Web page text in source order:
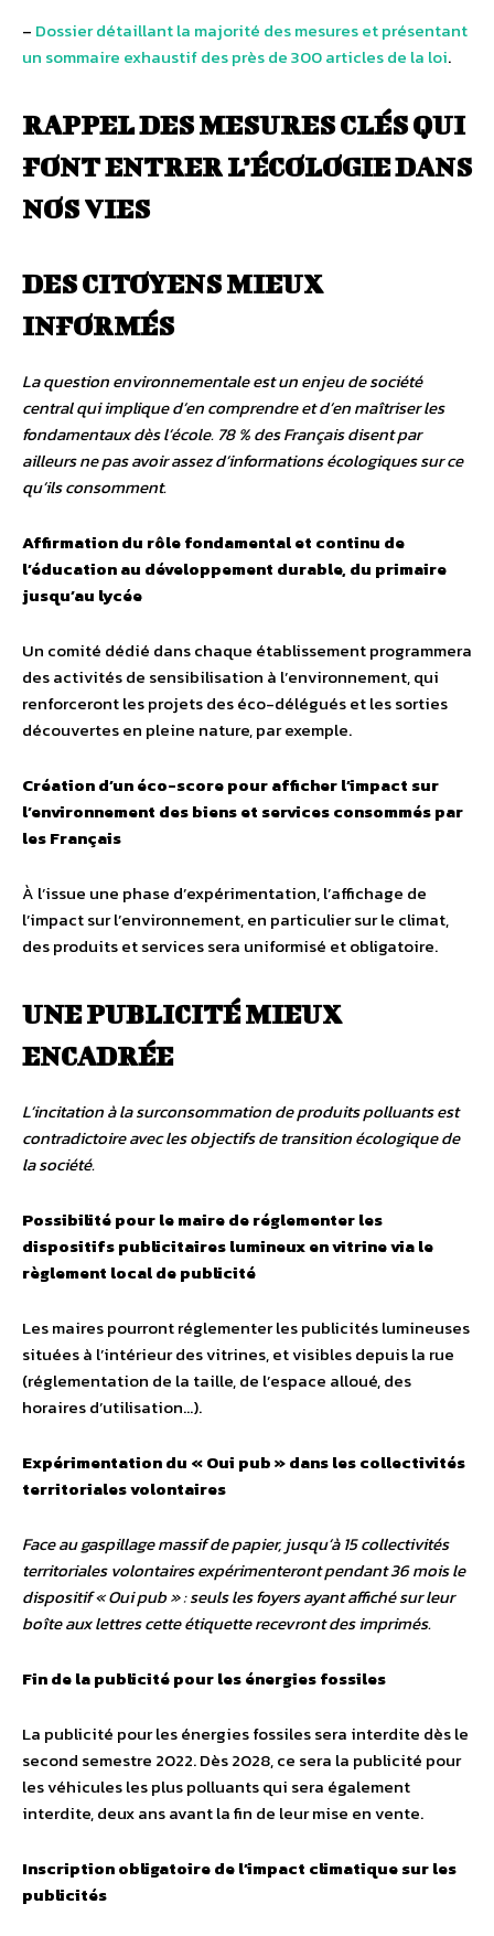
– Dossier détaillant la majorité des mesures et présentant
un sommaire exhaustif des près de 300 articles de la loi.
RAPPEL DES MESURES CLÉS QUI
FONT ENTRER L’ÉCOLOGIE DANS
NOS VIES
DES CITOYENS MIEUX
INFORMÉS
La question environnementale est un enjeu de société
central qui implique d’en comprendre et d’en maîtriser les
fondamentaux dès l’école. 78 % des Français disent par
ailleurs ne pas avoir assez d’informations écologiques sur ce
qu’ils consomment.
Affirmation du rôle fondamental et continu de
l’éducation au développement durable, du primaire
jusqu’au lycée
Un comité dédié dans chaque établissement programmera
des activités de sensibilisation à l’environnement, qui
renforceront les projets des éco-délégués et les sorties
découvertes en pleine nature, par exemple.
Création d’un éco-score pour afficher l’impact sur
l’environnement des biens et services consommés par
les Français
À l’issue une phase d’expérimentation, l’affichage de
l’impact sur l’environnement, en particulier sur le climat,
des produits et services sera uniformisé et obligatoire.
UNE PUBLICITÉ MIEUX
ENCADRÉE
L’incitation à la surconsommation de produits polluants est
contradictoire avec les objectifs de transition écologique de
la société.
Possibilité pour le maire de réglementer les
dispositifs publicitaires lumineux en vitrine via le
règlement local de publicité
Les maires pourront réglementer les publicités lumineuses
situées à l’intérieur des vitrines, et visibles depuis la rue
(réglementation de la taille, de l’espace alloué, des
horaires d’utilisation…).
Expérimentation du « Oui pub » dans les collectivités
territoriales volontaires
Face au gaspillage massif de papier, jusqu’à 15 collectivités
territoriales volontaires expérimenteront pendant 36 mois le
dispositif « Oui pub » : seuls les foyers ayant affiché sur leur
boîte aux lettres cette étiquette recevront des imprimés.
Fin de la publicité pour les énergies fossiles
La publicité pour les énergies fossiles sera interdite dès le
second semestre 2022. Dès 2028, ce sera la publicité pour
les véhicules les plus polluants qui sera également
interdite, deux ans avant la fin de leur mise en vente.
Inscription obligatoire de l’impact climatique sur les
publicités